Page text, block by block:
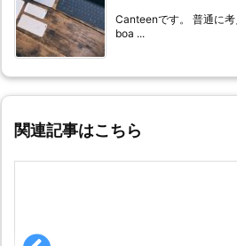
Canteenです。 普通に
boa ...
関連記事はこちら